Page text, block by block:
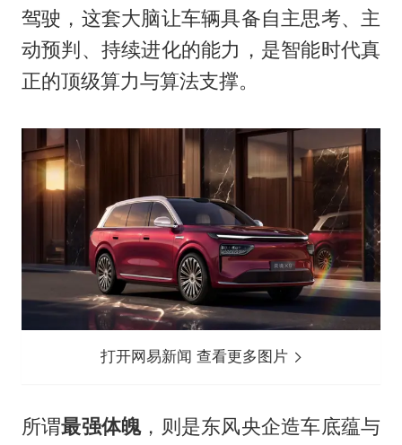
驾驶，这套大脑让车辆具备自主思考、主
动预判、持续进化的能力，是智能时代真
正的顶级算力与算法支撑。
打开网易新闻 查看更多图片
所谓最强体魄，则是东风央企造车底蕴与